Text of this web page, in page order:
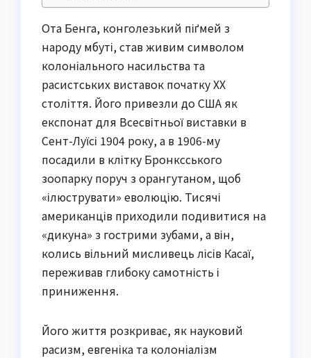
Ота Бенга, конголезький піґмей з
народу мбуті, став живим символом
колоніального насильства та
расистських виставок початку XX
століття. Його привезли до США як
експонат для Всесвітньої виставки в
Сент-Луїсі 1904 року, а в 1906-му
посадили в клітку Бронксського
зоопарку поруч з орангутаном, щоб
«ілюструвати» еволюцію. Тисячі
американців приходили подивитися на
«дикуна» з гострими зубами, а він,
колись вільний мисливець лісів Касаї,
переживав глибоку самотність і
приниження.
Його життя розкриває, як науковий
расизм, евгеніка та колоніалізм